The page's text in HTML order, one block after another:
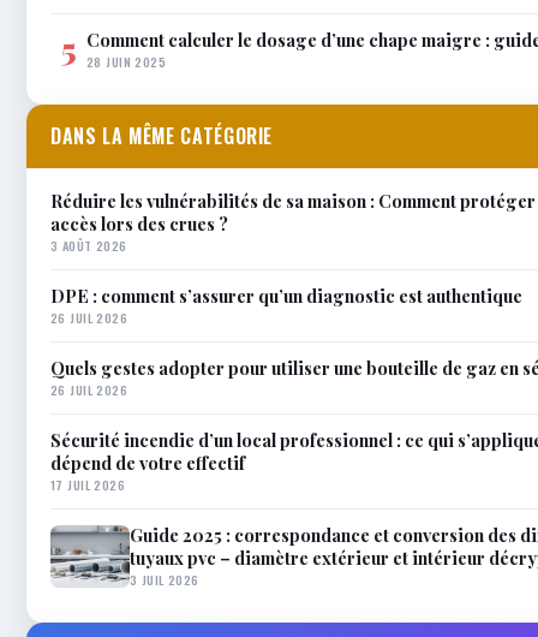
5 Comment calculer le dosage d’une chape maigre :
28 JUIN 2025
DANS LA MÊME CATÉGORIE
Réduire les vulnérabilités de sa maison : Comment
accès lors des crues ?
3 AOÛT 2026
DPE : comment s’assurer qu’un diagnostic est authentique
26 JUIL 2026
Quels gestes adopter pour utiliser une bouteille de gaz en
26 JUIL 2026
Sécurité incendie d’un local professionnel : ce qui
dépend de votre effectif
17 JUIL 2026
Guide 2025 : correspondance et conversion des
tuyaux pvc – diamètre extérieur et intérieur
3 JUIL 2026